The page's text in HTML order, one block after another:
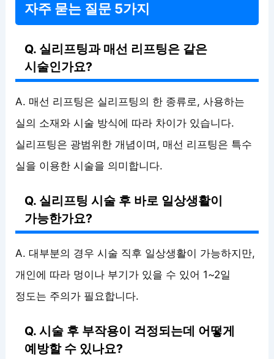
자주 묻는 질문 5가지
Q. 실리프팅과 매선 리프팅은 같은
시술인가요?
A. 매선 리프팅은 실리프팅의 한 종류로, 사용하는
실의 소재와 시술 방식에 따라 차이가 있습니다.
실리프팅은 광범위한 개념이며, 매선 리프팅은 특수
실을 이용한 시술을 의미합니다.
Q. 실리프팅 시술 후 바로 일상생활이
가능한가요?
A. 대부분의 경우 시술 직후 일상생활이 가능하지만,
개인에 따라 멍이나 부기가 있을 수 있어 1~2일
정도는 주의가 필요합니다.
Q. 시술 후 부작용이 걱정되는데 어떻게
예방할 수 있나요?